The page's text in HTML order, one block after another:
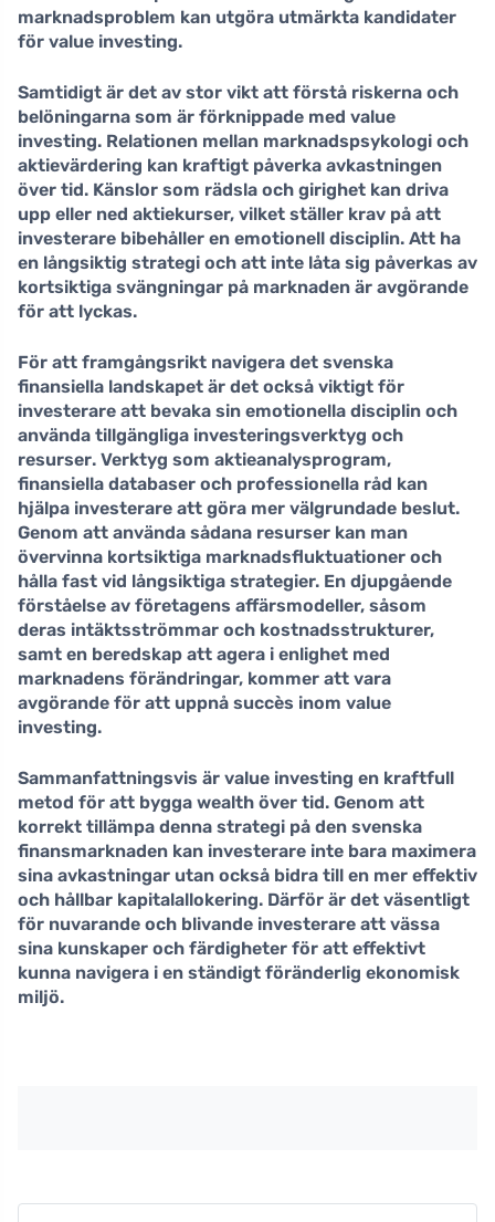
marknadsproblem kan utgöra utmärkta kandidater
för value investing.
Samtidigt är det av stor vikt att förstå riskerna och
belöningarna som är förknippade med value
investing. Relationen mellan marknadspsykologi och
aktievärdering kan kraftigt påverka avkastningen
över tid. Känslor som rädsla och girighet kan driva
upp eller ned aktiekurser, vilket ställer krav på att
investerare bibehåller en emotionell disciplin. Att ha
en långsiktig strategi och att inte låta sig påverkas av
kortsiktiga svängningar på marknaden är avgörande
för att lyckas.
För att framgångsrikt navigera det svenska
finansiella landskapet är det också viktigt för
investerare att bevaka sin emotionella disciplin och
använda tillgängliga investeringsverktyg och
resurser. Verktyg som aktieanalysprogram,
finansiella databaser och professionella råd kan
hjälpa investerare att göra mer välgrundade beslut.
Genom att använda sådana resurser kan man
övervinna kortsiktiga marknadsfluktuationer och
hålla fast vid långsiktiga strategier. En djupgående
förståelse av företagens affärsmodeller, såsom
deras intäktsströmmar och kostnadsstrukturer,
samt en beredskap att agera i enlighet med
marknadens förändringar, kommer att vara
avgörande för att uppnå succès inom value
investing.
Sammanfattningsvis är value investing en kraftfull
metod för att bygga wealth över tid. Genom att
korrekt tillämpa denna strategi på den svenska
finansmarknaden kan investerare inte bara maximera
sina avkastningar utan också bidra till en mer effektiv
och hållbar kapitalallokering. Därför är det väsentligt
för nuvarande och blivande investerare att vässa
sina kunskaper och färdigheter för att effektivt
kunna navigera i en ständigt föränderlig ekonomisk
miljö.